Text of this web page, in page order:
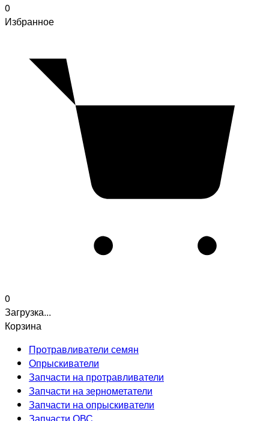
0
Избранное
0
Загрузка...
Корзина
Протравливатели семян
Опрыскиватели
Запчасти на протравливатели
Запчасти на зернометатели
Запчасти на опрыскиватели